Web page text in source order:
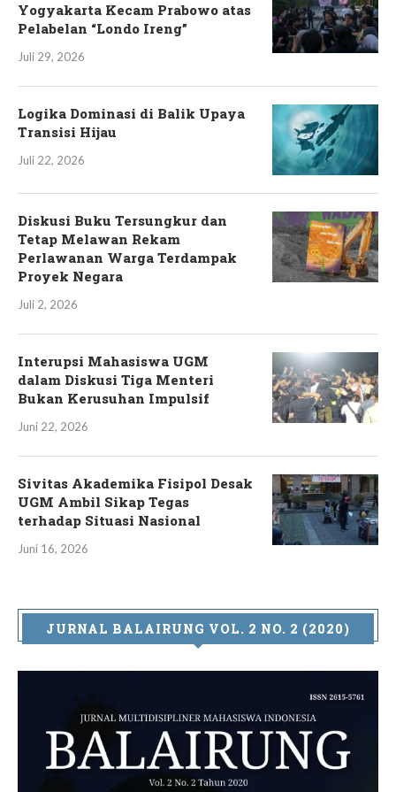
Yogyakarta Kecam Prabowo atas
Pelabelan “Londo Ireng”
Juli 29, 2026
Logika Dominasi di Balik Upaya
Transisi Hijau
Juli 22, 2026
Diskusi Buku Tersungkur dan
Tetap Melawan Rekam
Perlawanan Warga Terdampak
Proyek Negara
Juli 2, 2026
Interupsi Mahasiswa UGM
dalam Diskusi Tiga Menteri
Bukan Kerusuhan Impulsif
Juni 22, 2026
Sivitas Akademika Fisipol Desak
UGM Ambil Sikap Tegas
terhadap Situasi Nasional
Juni 16, 2026
JURNAL BALAIRUNG VOL. 2 NO. 2 (2020)